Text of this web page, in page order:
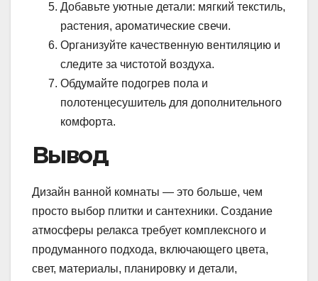
Добавьте уютные детали: мягкий текстиль,
растения, ароматические свечи.
Организуйте качественную вентиляцию и
следите за чистотой воздуха.
Обдумайте подогрев пола и
полотенцесушитель для дополнительного
комфорта.
Вывод
Дизайн ванной комнаты — это больше, чем
просто выбор плитки и сантехники. Создание
атмосферы релакса требует комплексного и
продуманного подхода, включающего цвета,
свет, материалы, планировку и детали,